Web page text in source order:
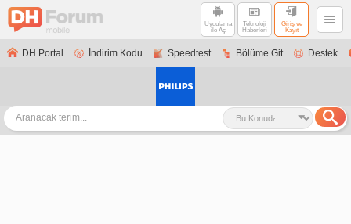
Uygulama
ile Aç
Teknoloji
Haberleri
Giriş ve
Kayıt
DH Portal İndirim Kodu Speedtest Bölüme Git Destek